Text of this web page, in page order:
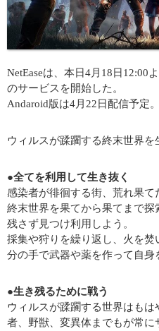
NetEaseは、本日4月18日12:00
のサービスを開始した。
Andaroid版は4月22日配信予定。
ウィルスが蹂躙する終末世界を
●全てを利用して生き抜く
感染者が徘徊する街、荒れ果
終末世界を果てから果てまで
残さず見つけ利用しよう。
採集や狩りを繰り返し、火を
分の手で武器や薬を作って自身
●生き残るために戦う
ウィルスが蹂躙する世界はも
者、野獣、変異体までもが常